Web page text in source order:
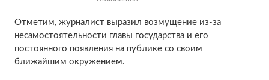
Отметим, журналист выразил возмущение из-за
несамостоятельности главы государства и его
постоянного появления на публике со своим
ближайшим окружением.